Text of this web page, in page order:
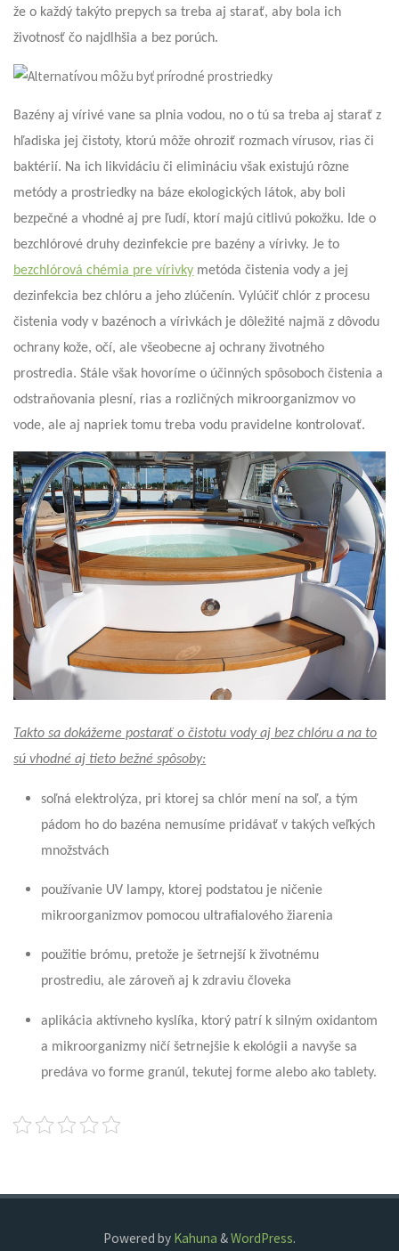
že o každý takýto prepych sa treba aj starať, aby bola ich
životnosť čo najdlhšia a bez porúch.
Bazény aj vírivé vane sa plnia vodou, no o tú sa treba aj starať z
hľadiska jej čistoty, ktorú môže ohroziť rozmach vírusov, rias či
baktérií. Na ich likvidáciu či elimináciu však existujú rôzne
metódy a prostriedky na báze ekologických látok, aby boli
bezpečné a vhodné aj pre ľudí, ktorí majú citlivú pokožku. Ide o
bezchlórové druhy dezinfekcie pre bazény a vírivky. Je to
bezchlórová chémia pre vírivky metóda čistenia vody a jej
dezinfekcia bez chlóru a jeho zlúčenín. Vylúčiť chlór z procesu
čistenia vody v bazénoch a vírivkách je dôležité najmä z dôvodu
ochrany kože, očí, ale všeobecne aj ochrany životného
prostredia. Stále však hovoríme o účinných spôsoboch čistenia a
odstraňovania plesní, rias a rozličných mikroorganizmov vo
vode, ale aj napriek tomu treba vodu pravidelne kontrolovať.
Takto sa dokážeme postarať o čistotu vody aj bez chlóru a na to
sú vhodné aj tieto bežné spôsoby:
soľná elektrolýza, pri ktorej sa chlór mení na soľ, a tým
pádom ho do bazéna nemusíme pridávať v takých veľkých
množstvách
používanie UV lampy, ktorej podstatou je ničenie
mikroorganizmov pomocou ultrafialového žiarenia
použitie brómu, pretože je šetrnejší k životnému
prostrediu, ale zároveň aj k zdraviu človeka
aplikácia aktívneho kyslíka, ktorý patrí k silným oxidantom
a mikroorganizmy ničí šetrnejšie k ekológii a navyše sa
predáva vo forme granúl, tekutej forme alebo ako tablety.
Powered by Kahuna &WordPress.